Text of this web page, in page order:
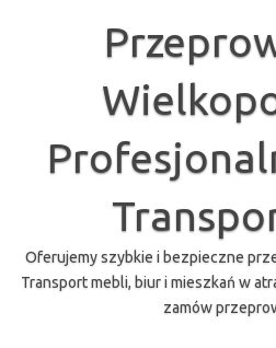
Oferujemy szybkie i bezpieczne
Transport mebli, biur i mieszkań w
zamów